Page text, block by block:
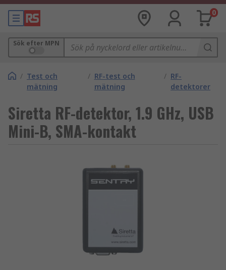
0
Sök efter MPN
/ Test och
mätning
/ RF-test och
mätning
/ RF-
detektorer
Siretta RF-detektor, 1.9 GHz, USB
Mini-B, SMA-kontakt